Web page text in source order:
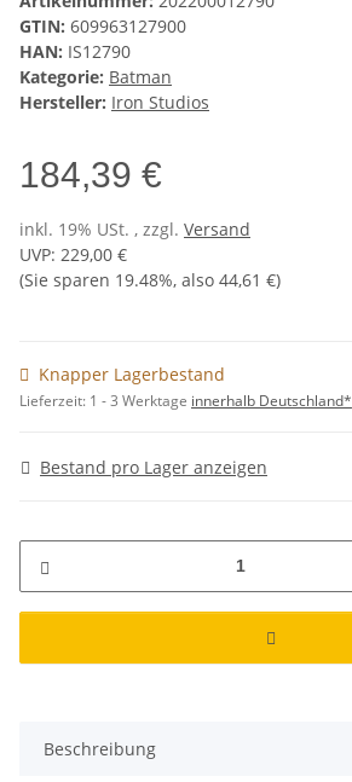
GTIN: 609963127900
HAN: IS12790
Kategorie: Batman
Hersteller: Iron Studios
184,39 €
inkl. 19% USt. , zzgl. Versand
UVP: 229,00 €
(Sie sparen 19.48%, also 44,61 €)
Knapper Lagerbestand
Lieferzeit: 1 - 3 Werktage innerhalb Deutschland*
Bestand pro Lager anzeigen
Beschreibung